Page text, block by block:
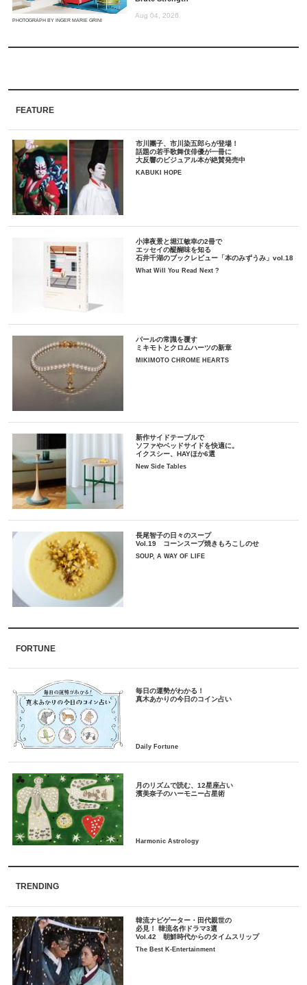
PHOTOGRAPH BY INGER MARIE GRINI
Aug 04, 2026
FEATURE
市川團子、市川染五郎らが登場！
話題の若手歌舞伎俳優が一冊に
大反響のビジュアル本が絶賛発売中
KABUKI HOPE
小津夜景と堀江敏幸の2冊で
エッセイの醍醐味を知る
石井千湖のブックレビュー「本のみずうみ」vol.18
What Will You Read Next ?
パールの常識を覆す
ミキモトとクロムハーツの新章
MIKIMOTO CHROME HEARTS
新作サイドテーブルで
ソファやベッドサイドを快適に。
イクスシー、HAYほか6選
New Side Tables
長尾智子の日々のスープ
Vol.19 コーンスープ焼きもろこしのせ
SOUP, A WAY OF LIFE
FORTUNE
毎日の運勢がわかる！
月のリズムで読む、12星座占い
TRENDING
韓流ナビゲーター・田代親世の
必見！ 韓流名作ドラマ3選
Vol.42 朝鮮時代からのタイムスリップ
The Best K-Entertainment